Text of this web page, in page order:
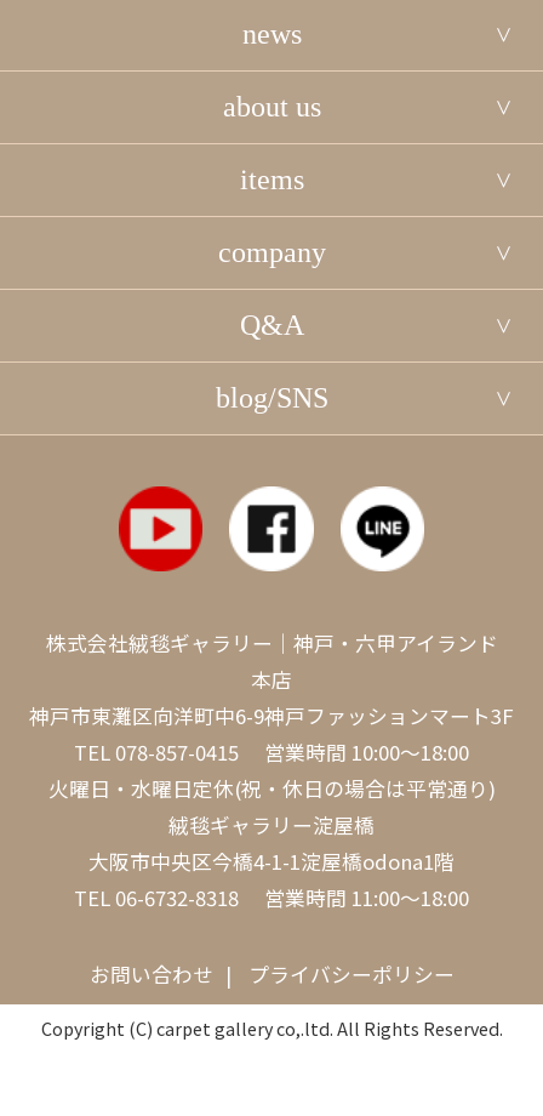
news
about us
items
company
Q&A
blog/SNS
株式会社絨毯ギャラリー｜神戸・六甲アイランド
本店
神戸市東灘区向洋町中6-9神戸ファッションマート3F
TEL 078-857-0415 営業時間 10:00～18:00
火曜日・水曜日定休(祝・休日の場合は平常通り)
絨毯ギャラリー淀屋橋
大阪市中央区今橋4-1-1淀屋橋odona1階
TEL 06-6732-8318 営業時間 11:00～18:00
お問い合わせ プライバシーポリシー
Copyright (C) carpet gallery co,.ltd. All Rights Reserved.